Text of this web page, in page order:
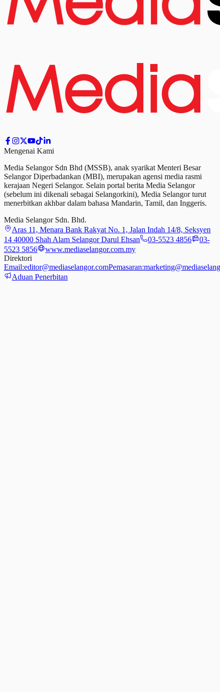
Mengenai Kami
Media Selangor Sdn Bhd (MSSB), anak syarikat Menteri Besar
Selangor Diperbadankan (MBI), merupakan agensi media rasmi
kerajaan Negeri Selangor. Selain portal berita Media Selangor
(sebelum ini dikenali sebagai Selangorkini), Media Selangor turut
menerbitkan akhbar dalam bahasa Mandarin, Tamil, dan Inggeris.
Media Selangor Sdn. Bhd.
Aras 11, Menara Bank Rakyat No. 1, Jalan Indah 14/8, Seksyen
14 40000 Shah Alam Selangor Darul Ehsan
03-5523 4856
03-
5523 5856
www.mediaselangor.com.my
Direktori
Email:editor@mediaselangor.comPemasaran:
Aduan Penerbitan